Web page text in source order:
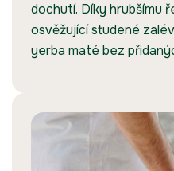
dochutí. Díky hrubšímu
osvěžující studené
yerba maté bez